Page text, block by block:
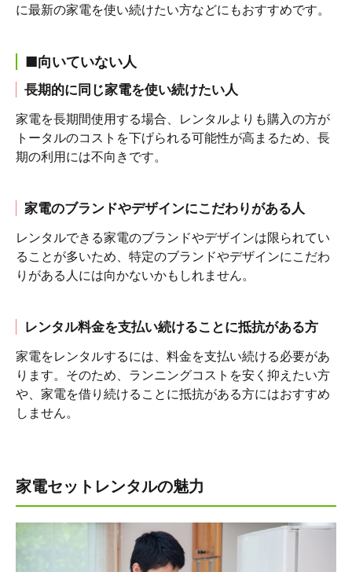
に最新の家電を使い続けたい方などにもおすすめです。
■向いていない人
長期的に同じ家電を使い続けたい人
家電を長期間使用する場合、レンタルよりも購入の方が
トータルのコストを下げられる可能性が高まるため、長
期の利用には不向きです。
家電のブランドやデザインにこだわりがある人
レンタルできる家電のブランドやデザインは限られてい
ることが多いため、特定のブランドやデザインにこだわ
りがある人には向かないかもしれません。
レンタル料金を支払い続けることに抵抗がある方
家電をレンタルするには、料金を支払い続ける必要があ
ります。そのため、ランニングコストを安く抑えたい方
や、家電を借り続けることに抵抗がある方にはおすすめ
しません。
家電セットレンタルの魅力